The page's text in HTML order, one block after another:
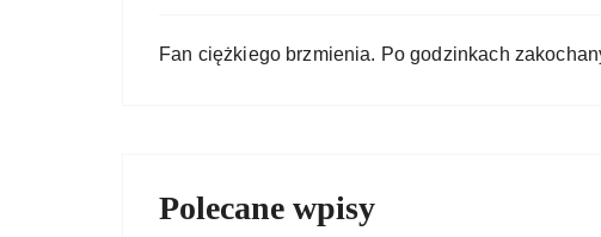
Fan ciężkiego brzmienia. Po godzinkach
Polecane wpisy